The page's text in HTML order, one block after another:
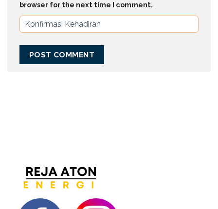
browser for the next time I comment.